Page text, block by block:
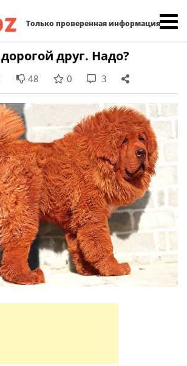
Только проверенная информация
друг. Надо?
48 0 3